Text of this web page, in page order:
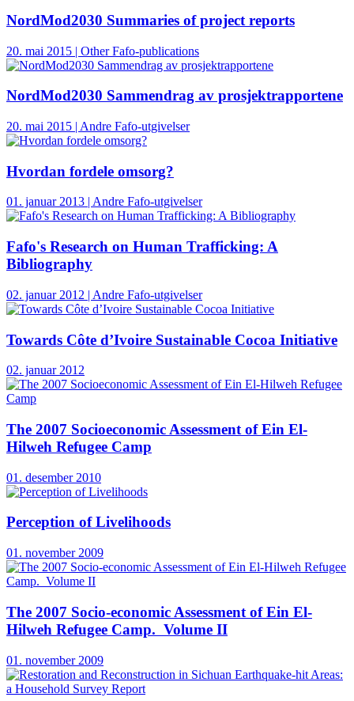
NordMod2030 Summaries of project reports
20. mai 2015 | Other Fafo-publications
NordMod2030 Sammendrag av prosjektrapportene
20. mai 2015 | Andre Fafo-utgivelser
Hvordan fordele omsorg?
01. januar 2013 | Andre Fafo-utgivelser
Fafo's Research on Human Trafficking: A
Bibliography
02. januar 2012 | Andre Fafo-utgivelser
Towards Côte d’Ivoire Sustainable Cocoa Initiative
02. januar 2012
The 2007 Socioeconomic Assessment of Ein El-
Hilweh Refugee Camp
01. desember 2010
Perception of Livelihoods
01. november 2009
The 2007 Socio-economic Assessment of Ein El-
Hilweh Refugee Camp. Volume II
01. november 2009